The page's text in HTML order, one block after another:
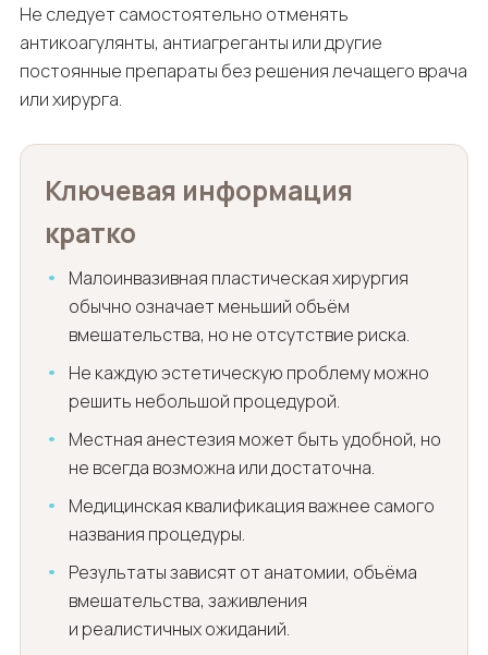
Не следует самостоятельно отменять
антикоагулянты, антиагреганты или другие
постоянные препараты без решения лечащего врача
или хирурга.
Ключевая информация
кратко
Малоинвазивная пластическая хирургия
обычно означает меньший объём
вмешательства, но не отсутствие риска.
Не каждую эстетическую проблему можно
решить небольшой процедурой.
Местная анестезия может быть удобной, но
не всегда возможна или достаточна.
Медицинская квалификация важнее самого
названия процедуры.
Результаты зависят от анатомии, объёма
вмешательства, заживления
и реалистичных ожиданий.